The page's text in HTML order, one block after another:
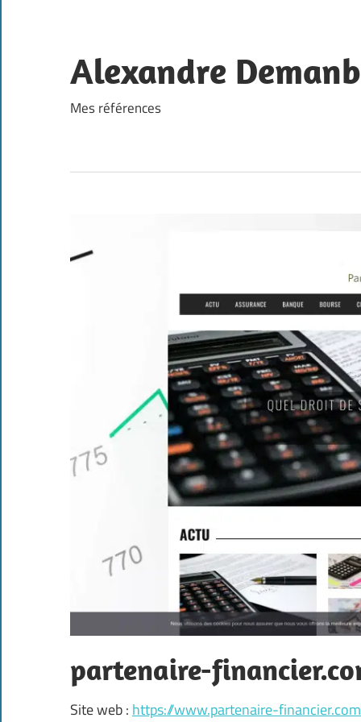
content
Alexandre
Mes références
partenaire-
Site web : https://www.partenaire-financier.com